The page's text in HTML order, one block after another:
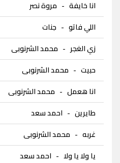
انا خايفة - مروة نصر
اللي فاتو - جنات
زي الغجر - محمد الشرنوبى
حبيت - محمد الشرنوبى
انا هعمل - محمد الشرنوبى
طايرين - احمد سعد
غربه - محمد الشرنوبى
يا ولا يا ولا - احمد سعد